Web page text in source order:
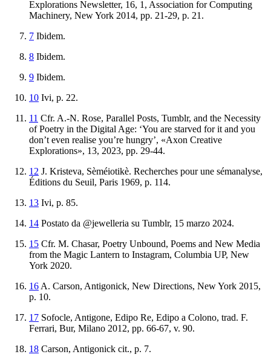
Explorations Newsletter, 16, 1, Association for Computing
Machinery, New York 2014, pp. 21-29, p. 21.
7 Ibidem.
8 Ibidem.
9 Ibidem.
10 Ivi, p. 22.
11 Cfr. A.-N. Rose, Parallel Posts, Tumblr, and the Necessity
of Poetry in the Digital Age: ‘You are starved for it and you
don’t even realise you’re hungry’, «Axon Creative
Explorations», 13, 2023, pp. 29-44.
12 J. Kristeva, Sèméiotikè. Recherches pour une sémanalyse,
Éditions du Seuil, Paris 1969, p. 114.
13 Ivi, p. 85.
14 Postato da @jewelleria su Tumblr, 15 marzo 2024.
15 Cfr. M. Chasar, Poetry Unbound, Poems and New Media
from the Magic Lantern to Instagram, Columbia UP, New
York 2020.
16 A. Carson, Antigonick, New Directions, NewYork 2015,
p. 10.
17 Sofocle, Antigone, Edipo Re, Edipo a Colono, trad. F.
Ferrari, Bur, Milano 2012, pp. 66-67, v. 90.
18 Carson, Antigonick cit., p. 7.